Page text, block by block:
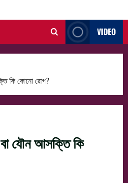
VIDEO
কি কোনো রোগ?
বা যৌন আসক্তি কি